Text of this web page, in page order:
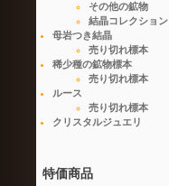
その他の鉱物
結晶コレクション
母岩つき結晶
売り切れ標本
稀少種の鉱物標本
売り切れ標本
ルース
売り切れ標本
クリスタルジュエリ
特価商品